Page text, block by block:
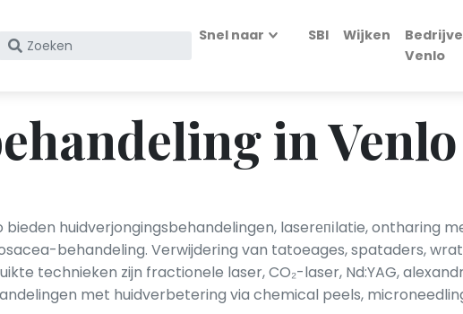
Zoek
KvK
nummer
Snel naar SBI Wijken
Venlo
in Venlo
bieden huidverjongingsbehandelingen, laserепіlatie, ontharing
behandeling. Verwijdering van tatoeages, spataders,
technieken zijn fractionele laser, CO₂-laser, Nd:YAG,
met huidverbetering via chemical peels,